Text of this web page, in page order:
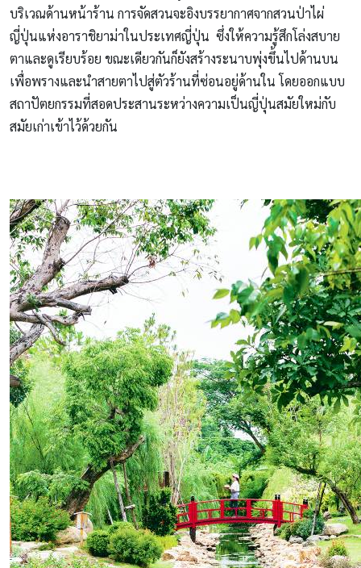
บริเวณด้านหน้าร้าน การจัดสวนจะอิงบรรยากาศจากสวนป่าไผ่
ญี่ปุ่นแห่งอาราชิยาม่าในประเทศญี่ปุ่น ซึ่งให้ความรู้สึกโล่งสบาย
ตาและดูเรียบร้อย ขณะเดียวกันก็ยังสร้างระนาบพุ่งขึ้นไปด้านบน
เพื่อพรางและนำสายตาไปสู่ตัวร้านที่ซ่อนอยู่ด้านใน โดยออกแบบ
สถาปัตยกรรมที่สอดประสานระหว่างความเป็นญี่ปุ่นสมัยใหม่กับ
สมัยเก่าเข้าไว้ด้วยกัน